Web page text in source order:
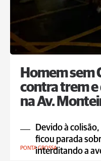
Homem sem
contra trem
na Av.
Devido à
ficou parada
interditando a
PONTA GROSSA